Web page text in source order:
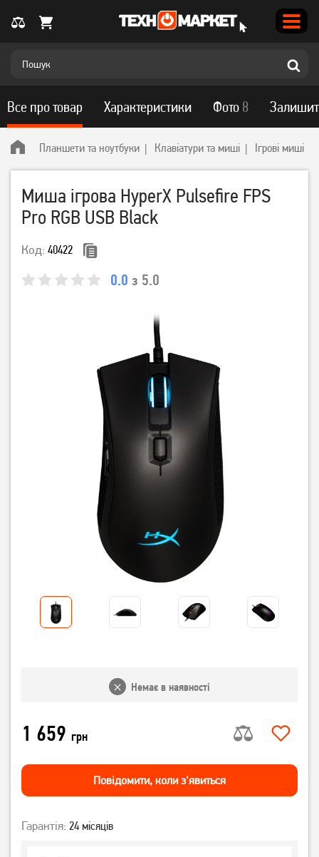
Планшети та ноутбуки Клавіатури та миші Ігрові миші
Миша ігрова HyperX Pulsefire FPS
Pro RGB USB Black
Код: 40422
0.0 з 5.0
Все про товар Характеристики Фото 8
Немає в наявності
1 659 грн
Повiдомити, коли з'явиться
Гарантія: 24 місяців